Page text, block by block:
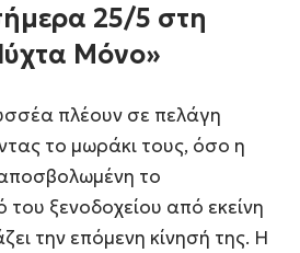
25/5 στη
Μόνο»
πλέουν σε πελάγη
το μωράκι τους, όσο η
το
του ξενοδοχείου από εκείνη
την επόμενη κίνησή της. Η